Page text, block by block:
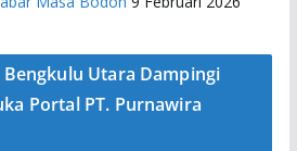
Utara Dampingi
Portal PT. Purnawira